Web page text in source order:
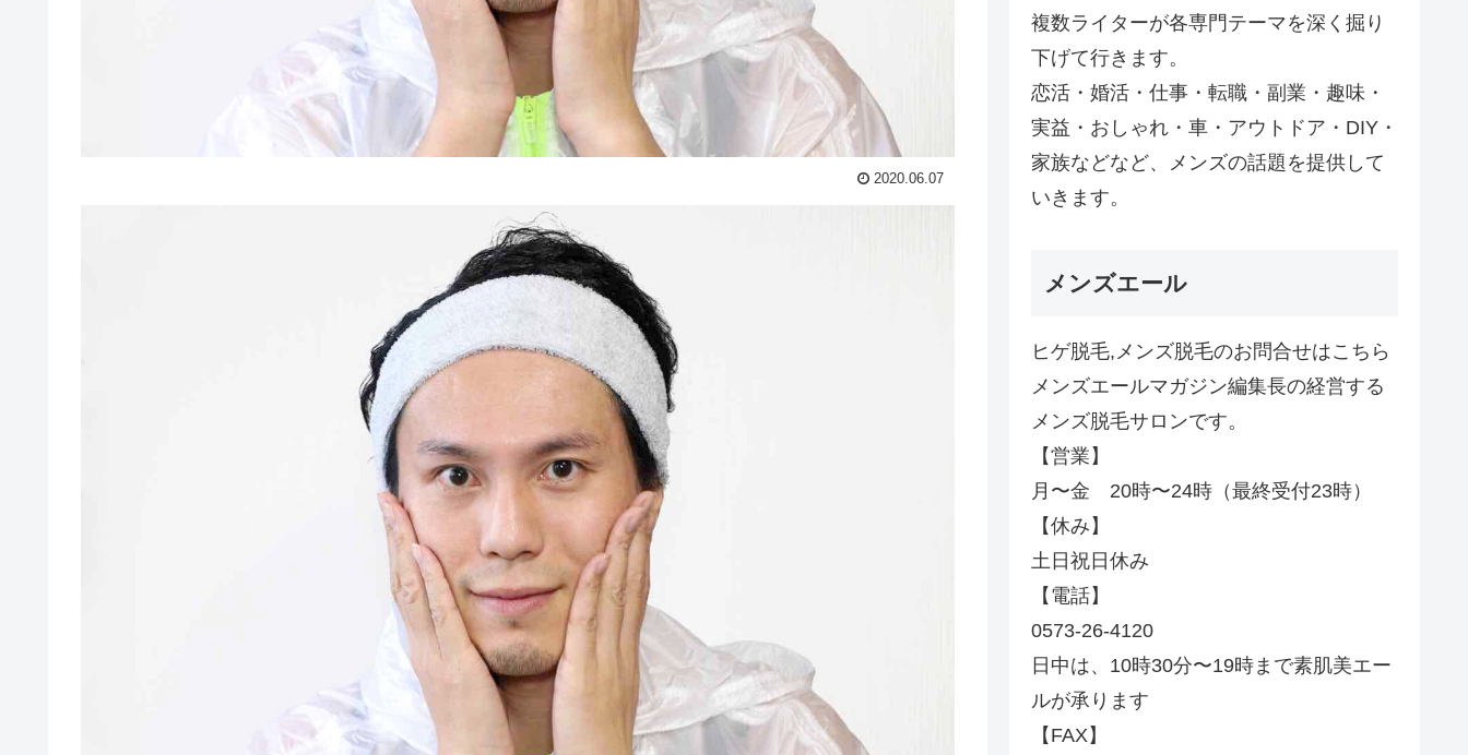
2020.06.07
複数ライターが各専門テーマを深く掘り
下げて行きます。
恋活・婚活・仕事・転職・副業・趣味・
実益・おしゃれ・車・アウトドア・DIY・
家族などなど、メンズの話題を提供して
いきます。
メンズエール
ヒゲ脱毛,メンズ脱毛のお問合せはこちら
メンズエールマガジン編集長の経営する
メンズ脱毛サロンです。
【営業】
月〜金 20時〜24時（最終受付23時）
【休み】
土日祝日休み
【電話】
0573-26-4120
日中は、10時30分〜19時まで素肌美エー
ルが承ります
【FAX】